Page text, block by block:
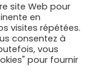
site Web pour
en
visites répétées.
consentez à
vous
pour fournir